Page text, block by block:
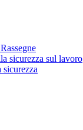
sicurezza sul lavoro
sicurezza